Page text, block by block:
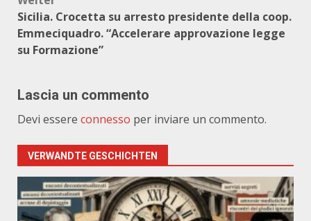
Sicilia. Crocetta su arresto presidente della coop.
Emmeciquadro. “Accelerare approvazione legge
su Formazione”
Lascia un commento
Devi essere connesso per inviare un commento.
VERWANDTE GESCHICHTEN